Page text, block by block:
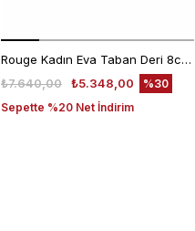
Rouge Kadın Eva Taban Deri 8cm Dolgu Topuklu Sandalet 2847
₺5.348,00
₺7.640,00
Sepette %20 Net İndirim
%30